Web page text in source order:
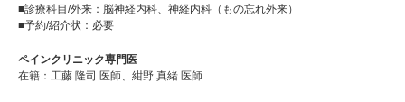
■診療科目/外来：脳神経内科、神経内科（もの忘れ外来）
■予約/紹介状：必要
ペインクリニック専門医
在籍：工藤 隆司 医師、紺野 真緒 医師